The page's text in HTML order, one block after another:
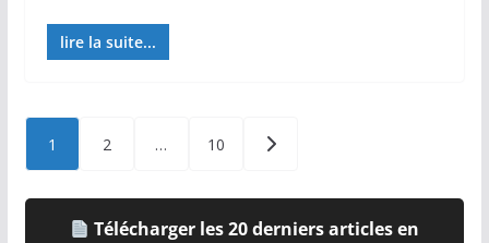
lire la suite...
Posts
pagination
1 2 … 10
Télécharger les 20 derniers articles en